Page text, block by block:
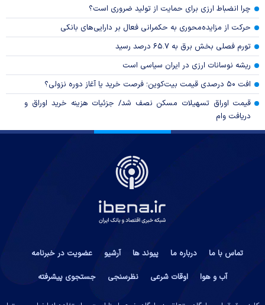
چرا انضباط ارزی برای حمایت از تولید ضروری است؟
حرکت از مزایده‌محوری به حکمرانی فعال بر دارایی‌های بانکی
تورم فصلی بخش برق به ۶۵.۷ درصد رسید
ریشه نوسانات ارزی در ایران سیاسی است
افت ۵۰ درصدی قیمت بیت‌کوین؛ فرصت خرید یا آغاز دوره نزولی؟
قیمت اوراق تسهیلات مسکن نصف شد/ جزئیات هزینه خرید اوراق و
دریافت وام
تماس با ما درباره ما پیوند ها آرشیو
عضویت در خبرنامه
آب و هوا
اوقات شرعی نظرسنجی جستجوی پیشرفته